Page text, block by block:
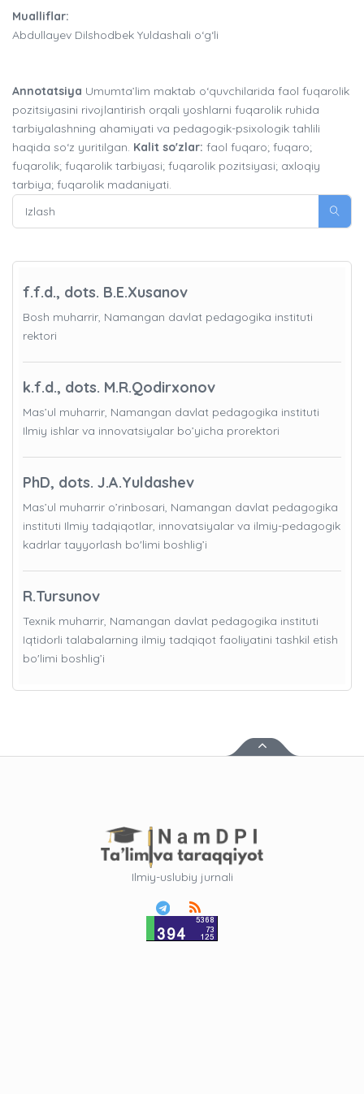
Mualliflar:
Abdullayev Dilshodbek Yuldashali o‘g‘li
Annotatsiya Umumta’lim maktab o‘quvchilarida faol fuqarolik
pozitsiyasini rivojlantirish orqali yoshlarni fuqarolik ruhida
tarbiyalashning ahamiyati va pedagogik-psixologik tahlili
haqida so‘z yuritilgan. Kalit so'zlar: faol fuqaro; fuqaro;
fuqarolik; fuqarolik tarbiyasi; fuqarolik pozitsiyasi; axloqiy
tarbiya; fuqarolik madaniyati.
f.f.d., dots. B.E.Xusanov
Bosh muharrir, Namangan davlat pedagogika instituti
rektori
k.f.d., dots. M.R.Qodirxonov
Mas’ul muharrir, Namangan davlat pedagogika instituti
Ilmiy ishlar va innovatsiyalar bo’yicha prorektori
PhD, dots. J.A.Yuldashev
Mas’ul muharrir o’rinbosari, Namangan davlat pedagogika
instituti Ilmiy tadqiqotlar, innovatsiyalar va ilmiy-pedagogik
kadrlar tayyorlash bo'limi boshlig’i
R.Tursunov
Texnik muharrir, Namangan davlat pedagogika instituti
Iqtidorli talabalarning ilmiy tadqiqot faoliyatini tashkil etish
bo'limi boshlig’i
Ilmiy-uslubiy jurnali